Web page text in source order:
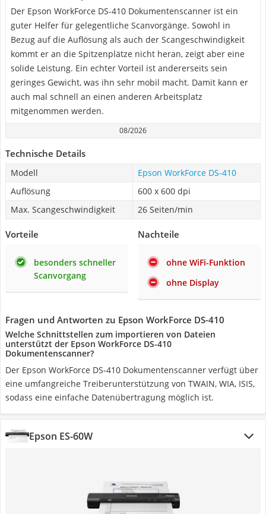
Der Epson WorkForce DS-410 Dokumentenscanner ist ein
guter Helfer für gelegentliche Scanvorgänge. Sowohl in
Bezug auf die Auflösung als auch der Scangeschwindigkeit
kommt er an die Spitzenplätze nicht heran, zeigt aber eine
solide Leistung. Ein echter Vorteil ist andererseits sein
geringes Gewicht, was ihn sehr mobil macht. Damit kann er
auch mal schnell an einen anderen Arbeitsplatz
mitgenommen werden.
08/2026
Technische Details
Modell
Epson WorkForce DS-410
Auflösung
600 x 600 dpi
Max. Scangeschwindigkeit
26 Seiten/min
Vorteile
besonders schneller
Scanvorgang
Nachteile
ohne WiFi-Funktion
ohne Display
Fragen und Antworten zu Epson WorkForce DS-410
Welche Schnittstellen zum importieren von Dateien
unterstützt der Epson WorkForce DS-410
Dokumentenscanner?
Der Epson WorkForce DS-410 Dokumentenscanner verfügt über
eine umfangreiche Treiberunterstützung von TWAIN, WIA, ISIS,
sodass eine einfache Datenübertragung möglich ist.
Epson ES-60W